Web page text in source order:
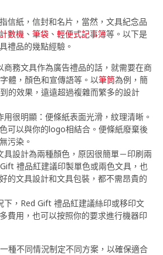
信紙，信封和名片，當然，文具紀念品
計數機 、 筆袋 、 輕便式記事簿等。以下是
禮品的幾點經驗。
務文具作為廣告禮品的話，就需要在商
體，顏色和宣傳語等。以筆筒為例，簡
的效果，遠遠超過複雜而繁多的設計
用很明顯：便條紙表面光滑，紋理清晰。
可以與你的logo相結合。便條紙廢棄後
污染。
設計為兩種顏色，原因很簡單－印刷兩
禮品紅建議印製單色或兩色文具，也
的文具設計和文具包裝，都不需昂貴的
，Red Gift 禮品紅建議絲印或移印文
費用，也可以按照你的要求進行機器印
種不同情況制定不同方案，以確保適合